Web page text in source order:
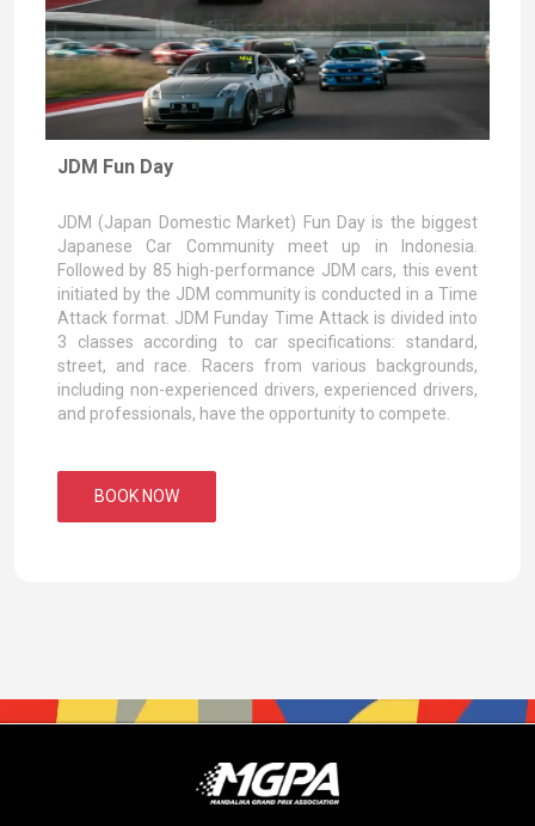
JDM Fun Day
JDM (Japan Domestic Market) Fun Day is the biggest
Japanese Car Community meet up in Indonesia.
Followed by 85 high-performance JDM cars, this event
initiated by the JDM community is conducted in a Time
Attack format. JDM Funday Time Attack is divided into
3 classes according to car specifications: standard,
street, and race. Racers from various backgrounds,
including non-experienced drivers, experienced drivers,
and professionals, have the opportunity to compete.
BOOK NOW